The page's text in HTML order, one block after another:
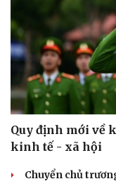
Quy định mới về
kinh tế - xã hội
Chuyển chủ